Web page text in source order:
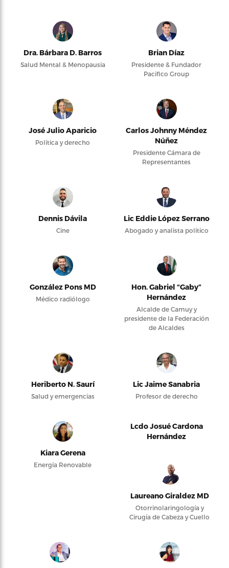
Dra. Bárbara D. Barros
Salud Mental & Menopausia
Brian Díaz
Presidente & Fundador
Pacifico Group
José Julio Aparicio
Política y derecho
Carlos Johnny Méndez
Núñez
Presidente Cámara de
Representantes
Dennis Dávila
Cine
Lic Eddie López Serrano
Abogado y analista político
González Pons MD
Médico radiólogo
Hon. Gabriel “Gaby”
Hernández
Alcalde de Camuy y
presidente de la Federación
de Alcaldes
Heriberto N. Saurí
Salud y emergencias
Lic Jaime Sanabria
Profesor de derecho
Kiara Gerena
Energía Renovable
Lcdo Josué Cardona
Hernández
Laureano Giraldez MD
Otorrinolaringología y
Cirugía de Cabeza y Cuello